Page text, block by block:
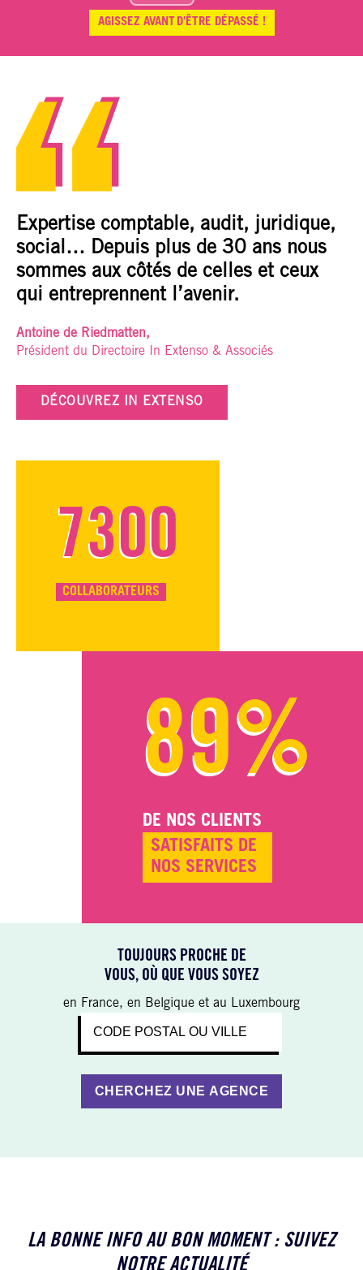
AGISSEZ AVANT D'ÊTRE DÉPASSÉ !
Expertise comptable, audit, juridique,
social… Depuis plus de 30 ans nous
sommes aux côtés de celles et ceux
qui entreprennent l’avenir.
Antoine de Riedmatten,
Président du Directoire In Extenso & Associés
DÉCOUVREZ IN EXTENSO
7300
COLLABORATEURS
89%
DE NOS CLIENTS
SATISFAITS DE
NOS SERVICES
TOUJOURS PROCHE DE
VOUS, OÙ QUE VOUS SOYEZ
en France, en Belgique et au Luxembourg
LA BONNE INFO AU BON MOMENT : SUIVEZ